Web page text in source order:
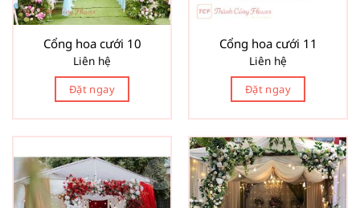
Cổng hoa cưới 10
Liên hệ
Đặt ngay
Cổng hoa cưới 11
Liên hệ
Đặt ngay